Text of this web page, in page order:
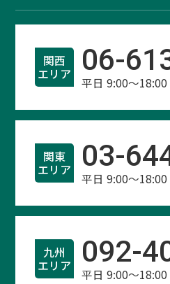
関西
エリア
06-
平日 9:00～
関東
エリア
03-
平日 9:00～
九州
エリア
092-
平日 9:00～